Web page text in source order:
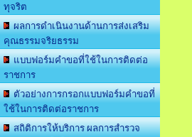
ทุจริต
ผลการดำเนินงานด้านการส่งเสริม
คุณธรรมจริยธรรม
แบบฟอร์มคำขอที่ใช้ในการติดต่อ
ราชการ
ตัวอย่างการกรอกแบบฟอร์มคำขอที่
ใช้ในการติดต่อราชการ
สถิติการให้บริการ ผลการสำรวจ